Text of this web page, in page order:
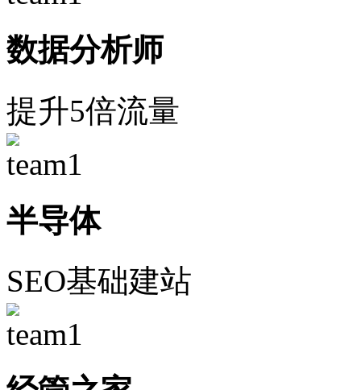
数据分析师
提升5倍流量
半导体
SEO基础建站